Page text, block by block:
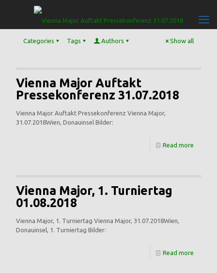
Categories Tags Authors Show all
Vienna Major Auftakt
Pressekonferenz 31.07.2018
Vienna Major Auftakt Pressekonferenz Vienna Major,
31.07.2018Wien, Donauinsel Bilder:
Read more
Vienna Major, 1. Turniertag
01.08.2018
Vienna Major, 1. Turniertag Vienna Major, 31.07.2018Wien,
Donauinsel, 1. Turniertag Bilder:
Read more